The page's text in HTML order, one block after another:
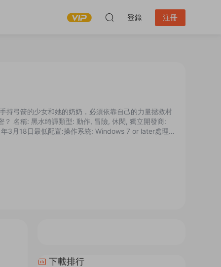
登錄 注冊
持弓箭的少女和她的奶奶，必須依靠自己的力量拯救村
名稱: 黑水绮譚類型: 動作, 冒險, 休閑, 獨立開發商:
3月18日最低配置:操作系統: Windows 7 or later處理
下載排行